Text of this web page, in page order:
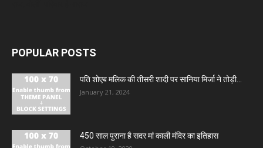
POPULAR POSTS
पति शोएब मलिक की तीसरी शादी पर सानिया मिर्जा ने तोड़ी...
January 21, 2024
450 साल पुराना है सदर मां काली मंदिर का इतिहास